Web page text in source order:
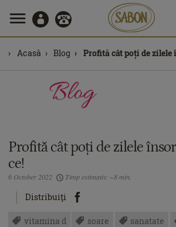
Acasă Blog Profită cât poți de zilele
Profită cât poți de zilele
ce!
6 October 2022 Timp estimativ: ~8 min.
Distribuiţi
vitamina d soare sanatate